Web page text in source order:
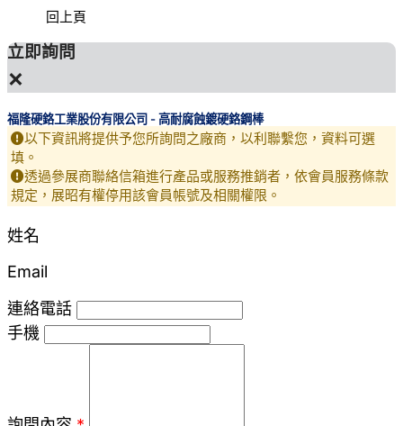
回上頁
立即詢問
×
福隆硬鉻工業股份有限公司 - 高耐腐蝕鍍硬鉻鋼棒
以下資訊將提供予您所詢問之廠商，以利聯繫您，資料可選
填。
透過參展商聯絡信箱進行產品或服務推銷者，依會員服務條款
規定，展昭有權停用該會員帳號及相關權限。
姓名
Email
連絡電話
手機